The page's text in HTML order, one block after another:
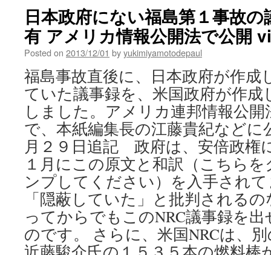
密
保
護
法
案
＞
石
破
氏
発
言
に
「私
ち
テ
ロ
リ
ス
ト
日本政府にない福島第１事故
有 アメリカ情報公開法で公開
Posted on 2013/12/01 byyukimiyamotodepaul
福島事故直後に、日本政府が作成
ていた議事録を、米国政府が作
しました。アメリカ連邦情報公
で、本紙編集長の江藤貴紀などに
月２９日追記 政府は、安倍政権
１月にこの原文と和訳（こちら
ンプしてください）を入手され
「隠蔽していた」と批判される
ってからでもこのNRC議事録を
のです。 さらに、米国NRCは、